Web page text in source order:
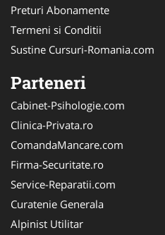
Preturi Abonamente
Termeni si Conditii
Sustine Cursuri-Romania.com
Parteneri
Cabinet-Psihologie.com
Clinica-Privata.ro
ComandaMancare.com
Firma-Securitate.ro
Service-Reparatii.com
Curatenie Generala
Alpinist Utilitar